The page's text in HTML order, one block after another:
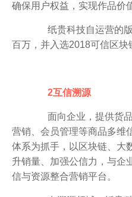
确保用户权益，实现作品价
纸贵科技自运营的版
百万，并入选2018可信区块
2互信溯源
面向企业，提供货品
营销、会员管理等商品多维
体系为抓手，以区块链、大
升销量、加强公信力，与企
信与资源整合营销平台。